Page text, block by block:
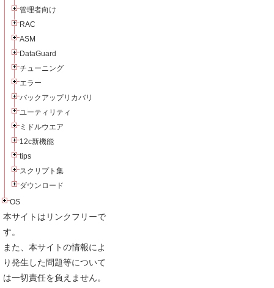
管理者向け
RAC
ASM
DataGuard
チューニング
エラー
バックアップリカバリ
ユーティリティ
ミドルウエア
12c新機能
tips
スクリプト集
ダウンロード
OS
本サイトはリンクフリーで
す。
また、本サイトの情報によ
り発生した問題等について
は一切責任を負えません。